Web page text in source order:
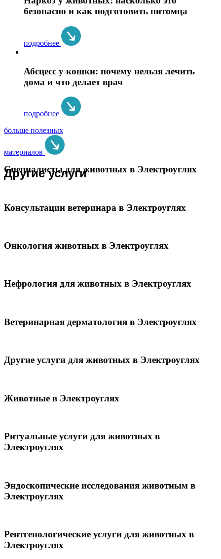
безопасно и как подготовить питомца
подробнее
Абсцесс у кошки: почему нельзя лечить
дома и что делает врач
подробнее
больше полезных
материалов
Другие услуги
Специалисты для животных в Электроуглях
Консультации ветеринара в Электроуглях
Онкология животных в Электроуглях
Нефрология для животных в Электроуглях
Ветеринарная дерматология в Электроуглях
Другие услуги для животных в Электроуглях
Животные в Электроуглях
Ритуальные услуги для животных в
Электроуглях
Эндоскопические исследования животным в
Электроуглях
Рентгенологические услуги для животных в
Электроуглях